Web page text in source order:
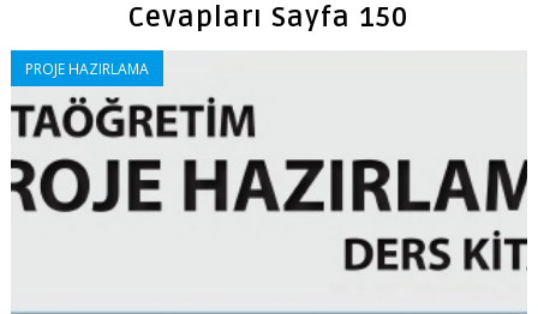
Cevapları Sayfa 150
PROJE HAZIRLAMA